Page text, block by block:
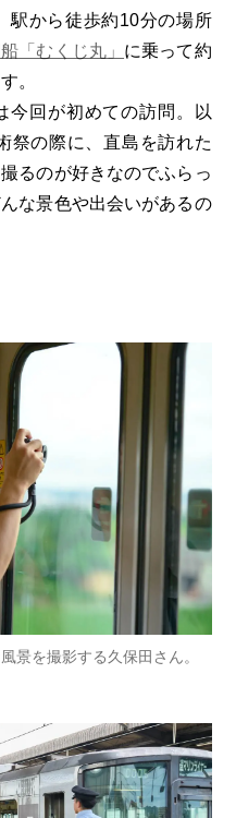
駅から徒歩約10分の場所
「むくじ丸」 に乗って約
。
今回が初めての訪問。以
祭の際に、直島を訪れた
るのが好きなのでふらっ
な景色や出会いがあるの
景を撮影する久保田さん。